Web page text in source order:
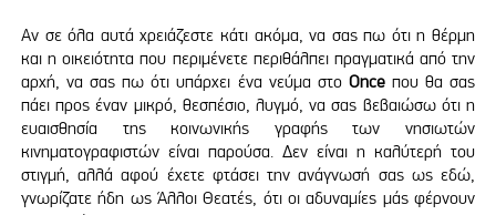
Αν σε όλα αυτά χρειάζεστε κάτι ακόμα, να σας πω ότι η θέρμη
και η οικειότητα που περιμένετε περιθάλπει πραγματικά από την
αρχή, να σας πω ότι υπάρχει ένα νεύμα στο Onceπου θα σας
πάει προς έναν μικρό, θεσπέσιο, λυγμό, να σας βεβαιώσω ότι η
ευαισθησία της κοινωνικής γραφής των νησιωτών
κινηματογραφιστών είναι παρούσα. Δεν είναι η καλύτερή του
στιγμή, αλλά αφού έχετε φτάσει την ανάγνωσή σας ως εδώ,
γνωρίζατε ήδη ως Άλλοι Θεατές, ότι οι αδυναμίες μάς φέρνουν